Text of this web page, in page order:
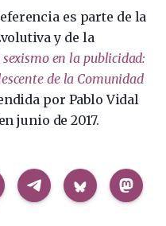
es parte de la
y de la
en la publicidad:
de la Comunidad
por Pablo Vidal
junio de 2017.